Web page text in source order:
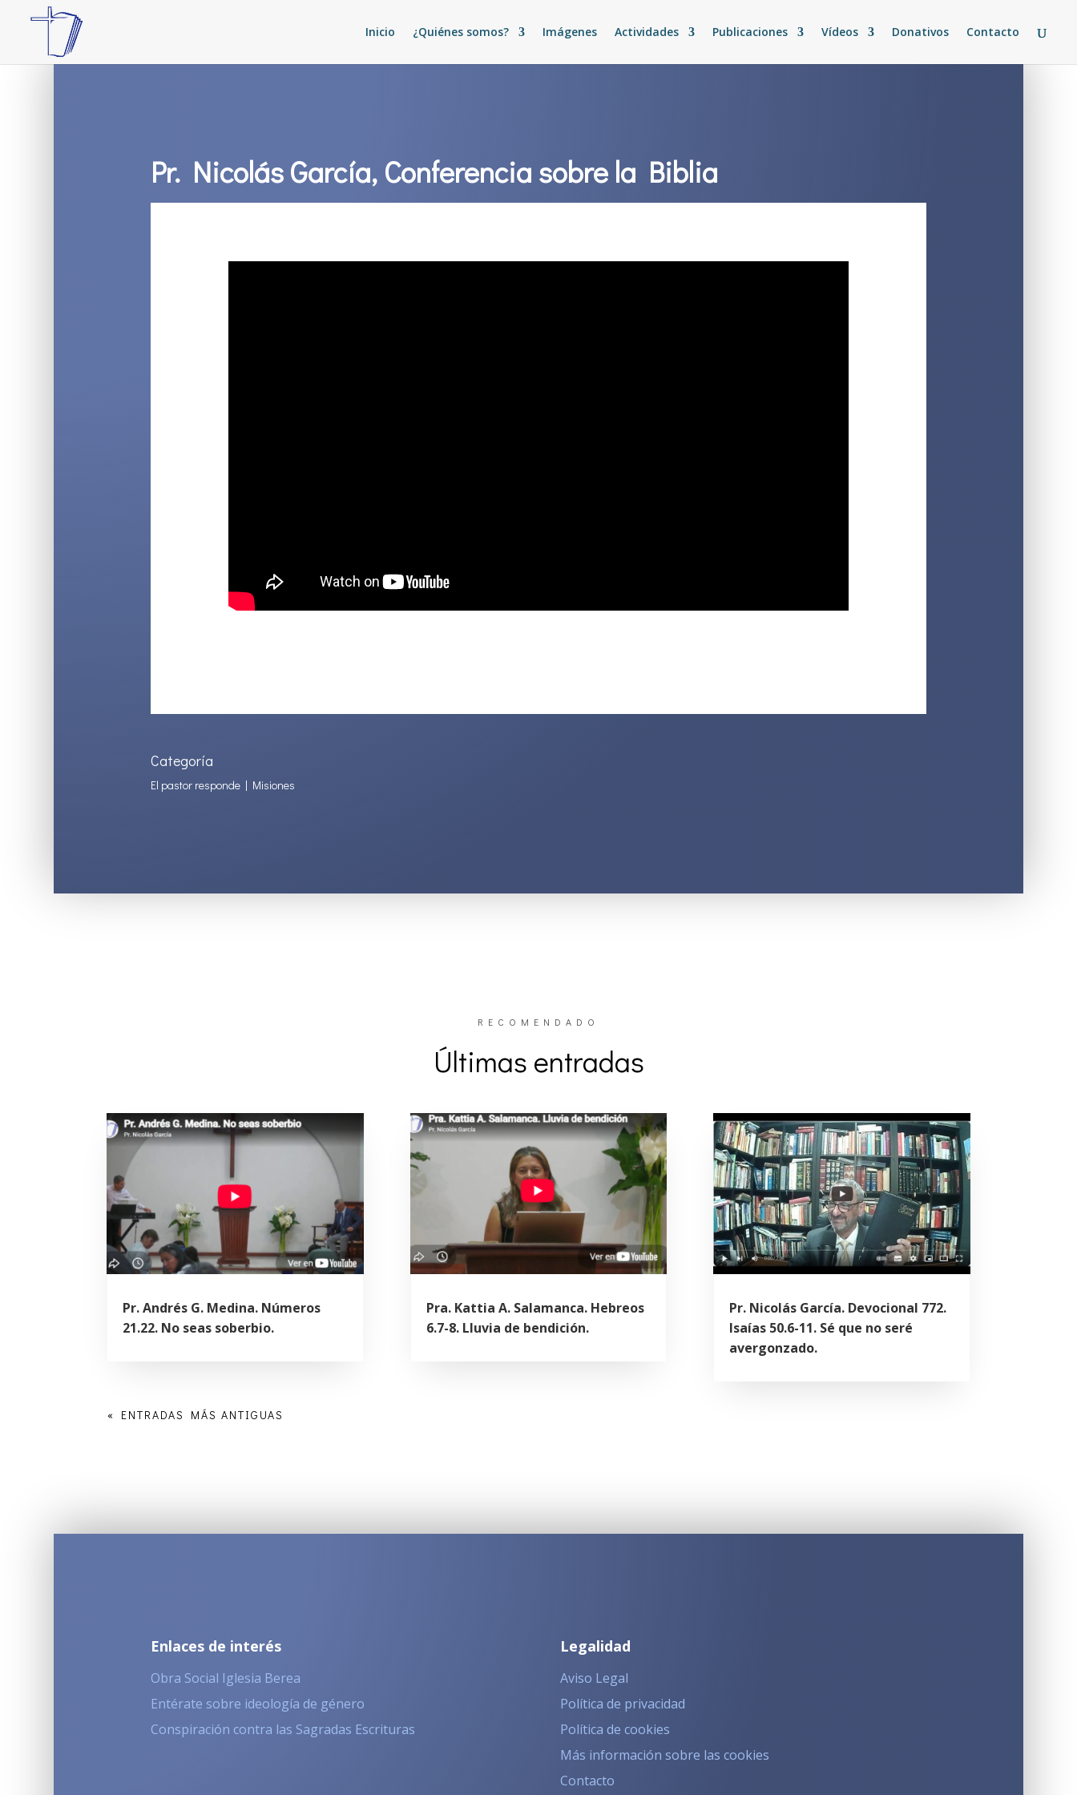
Inicio ¿Quiénes somos? Imágenes Actividades Publicaciones Vídeos Donativos Contacto
Pr. Nicolás García, Conferencia sobre la Biblia
Categoría
El pastor responde | Misiones
RECOMENDADO
Últimas entradas
Pr. Andrés G. Medina. Números
21.22. No seas soberbio.
Pra. Kattia A. Salamanca. Hebreos
6.7-8. Lluvia de bendición.
Pr. Nicolás García. Devocional 772.
Isaías 50.6-11. Sé que no seré
avergonzado.
« ENTRADAS MÁS ANTIGUAS
Enlaces de interés
Obra Social Iglesia Berea
Entérate sobre ideología de género
Conspiración contra las Sagradas Escrituras
Legalidad
Aviso Legal
Política de privacidad
Política de cookies
Más información sobre las cookies
Contacto